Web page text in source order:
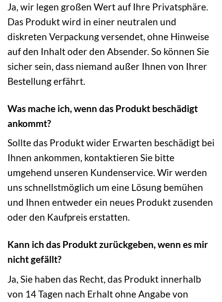
Ja, wir legen großen Wert auf Ihre Privatsphäre.
Das Produkt wird in einer neutralen und
diskreten Verpackung versendet, ohne Hinweise
auf den Inhalt oder den Absender. So können Sie
sicher sein, dass niemand außer Ihnen von Ihrer
Bestellung erfährt.
Was mache ich, wenn das Produkt beschädigt
ankommt?
Sollte das Produkt wider Erwarten beschädigt bei
Ihnen ankommen, kontaktieren Sie bitte
umgehend unseren Kundenservice. Wir werden
uns schnellstmöglich um eine Lösung bemühen
und Ihnen entweder ein neues Produkt zusenden
oder den Kaufpreis erstatten.
Kann ich das Produkt zurückgeben, wenn es mir
nicht gefällt?
Ja, Sie haben das Recht, das Produkt innerhalb
von 14 Tagen nach Erhalt ohne Angabe von